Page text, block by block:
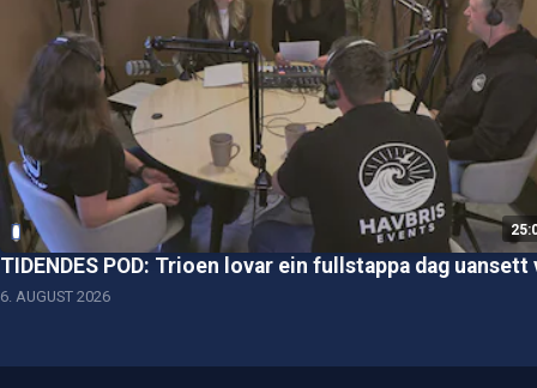
TIDENDES POD: Trioen lovar ein fullstappa dag uansett
6. AUGUST 2026